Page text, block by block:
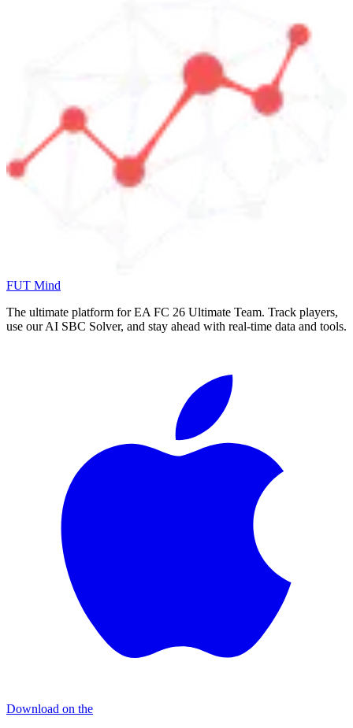
FUT Mind
The ultimate platform for EA FC 26 Ultimate Team. Track players,
use our AI SBC Solver, and stay ahead with real-time data and tools.
Download on the